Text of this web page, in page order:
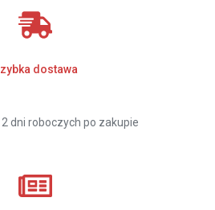
dostawa
2 dni roboczych po zakupie